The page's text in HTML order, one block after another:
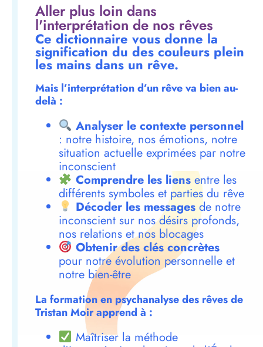
Aller plus loin dans
l'interprétation de nos rêves
Ce dictionnaire vous donne la
signification du des couleurs plein
les mains dans un rêve.
Mais l’interprétation d’un rêve va bien au-
delà :
Analyser le contexte personnel
: notre histoire, nos émotions, notre
situation actuelle exprimées par notre
inconscient
Comprendre les liensentre les
différents symboles et parties du rêve
Décoder les messagesde notre
inconscient sur nos désirs profonds,
nos relations et nos blocages
Obtenir des clés concrètes
pour notre évolution personnelle et
notre bien-être
La formation en psychanalyse des rêves de
Tristan Moir apprend à :
Maîtriser la méthode